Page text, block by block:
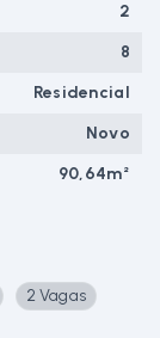
2 Vagas
2
8
Residencial
Novo
90,64m²